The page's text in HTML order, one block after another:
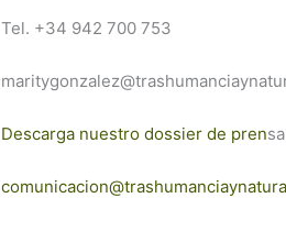
Tel. +34 942 700 753
Descarga nuestro dossier de prensa